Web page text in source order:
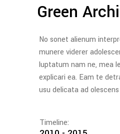
Green
No sonet alienum
munere viderer
luptatum nam ne, mea
explicari ea. Eam te
usu delicata ad
Timeline: